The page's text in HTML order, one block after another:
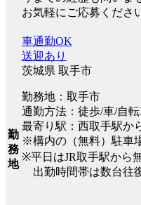
お気軽にご応募くださ
勤
務
地
車通勤OK
送迎あり
茨城県 取手市
勤務地：取手市
通勤方法：徒歩/車/自
最寄り駅：西取手駅か
※構内の（無料）駐車
※平日はJR取手駅から
出勤時間帯は数台往